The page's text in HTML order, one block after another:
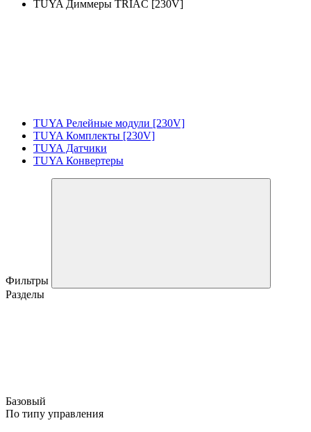
TUYA Диммеры TRIAC [230V]
TUYA Релейные модули [230V]
TUYA Комплекты [230V]
TUYA Датчики
TUYA Конвертеры
Фильтры
Разделы
Базовый
По типу управления